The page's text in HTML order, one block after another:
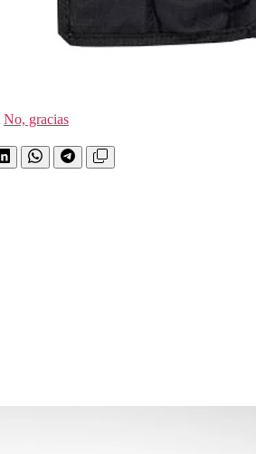
No, gracias